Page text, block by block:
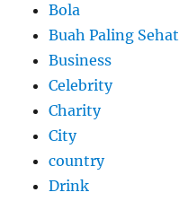
Bola
Buah Paling Sehat
Business
Celebrity
Charity
City
country
Drink